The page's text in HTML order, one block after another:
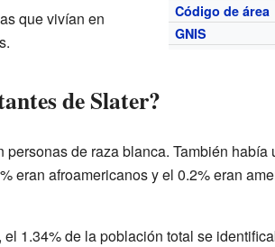
Código de área
GNIS
que vivían en
de Slater?
de raza blanca. También
eran afroamericanos y el 0.2% eran
el 1.34% de la población total se